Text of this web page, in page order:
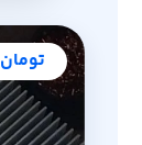
تومان